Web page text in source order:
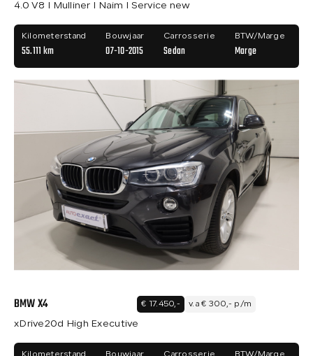
4.0 V8 I Mulliner I Naim I Service new
Kilometerstand
55.111 km
Bouwjaar
07-10-2015
Carrosserie
Sedan
BTW/Marge
Marge
BMW X4 € 17.450,- v.a € 300,- p/m
xDrive20d High Executive